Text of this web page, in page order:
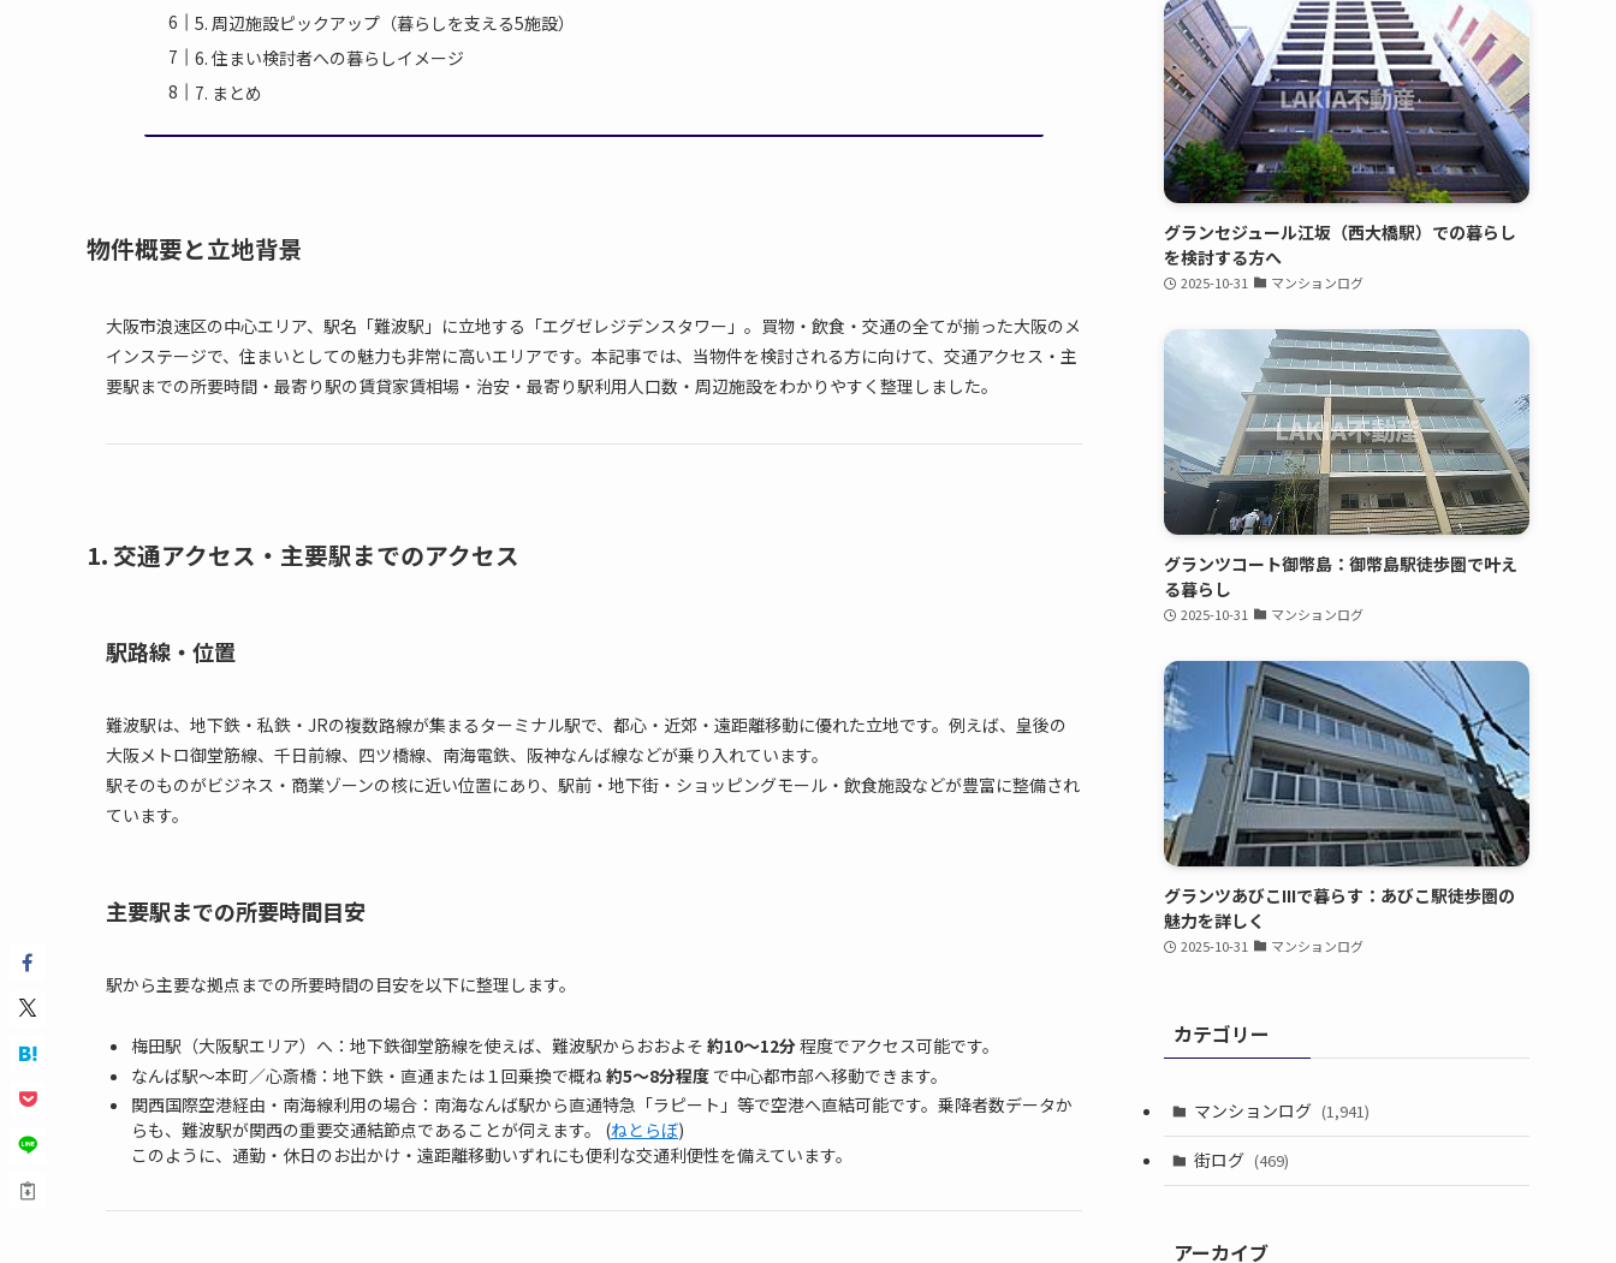
5. 周辺施設ピックアップ（暮らしを支える5施設）
6. 住まい検討者への暮らしイメージ
7. まとめ
物件概要と立地背景
大阪市浪速区の中心エリア、駅名「難波駅」に立地する「エグゼレジデンスタワー」。買物・飲食・交通の全てが揃った大阪のメ
インステージで、住まいとしての魅力も非常に高いエリアです。本記事では、当物件を検討される方に向けて、交通アクセス・主
要駅までの所要時間・最寄り駅の賃貸家賃相場・治安・最寄り駅利用人口数・周辺施設をわかりやすく整理しました。
1. 交通アクセス・主要駅までのアクセス
駅路線・位置
難波駅は、地下鉄・私鉄・JRの複数路線が集まるターミナル駅で、都心・近郊・遠距離移動に優れた立地です。例えば、皇後の
大阪メトロ御堂筋線、千日前線、四ツ橋線、南海電鉄、阪神なんば線などが乗り入れています。
駅そのものがビジネス・商業ゾーンの核に近い位置にあり、駅前・地下街・ショッピングモール・飲食施設などが豊富に整備され
ています。
主要駅までの所要時間目安
駅から主要な拠点までの所要時間の目安を以下に整理します。
梅田駅（大阪駅エリア）へ：地下鉄御堂筋線を使えば、難波駅からおおよそ 約10〜12分程度でアクセス可能です。
なんば駅～本町／心斎橋：地下鉄・直通または１回乗換で概ね約5～8分程度 で中心都市部へ移動できます。
関西国際空港経由・南海線利用の場合：南海なんば駅から直通特急「ラピート」等で空港へ直結可能です。乗降者数データか
らも、難波駅が関西の重要交通結節点であることが伺えます。 (ねとらぼ)
このように、通勤・休日のお出かけ・遠距離移動いずれにも便利な交通利便性を備えています。
グランセジュール江坂（西大橋駅）での暮らし
を検討する方へ
2025-10-31 マンションログ
グランツコート御幣島：御幣島駅徒歩圏で叶え
る暮らし
2025-10-31 マンションログ
グランツあびこIIIで暮らす：あびこ駅徒歩圏の
魅力を詳しく
2025-10-31 マンションログ
カテゴリー
マンションログ (1,941)
街ログ (469)
アーカイブ